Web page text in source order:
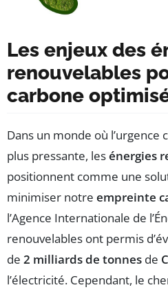
Les enjeux des
renouvelables
carbone
Dans un monde où l’urgence
plus pressante, lesénergies
positionnent comme une
minimiser notre empreinte
l’Agence Internationale de
renouvelables ont permis
de 2 milliards de tonnes de
l’électricité. Cependant, le